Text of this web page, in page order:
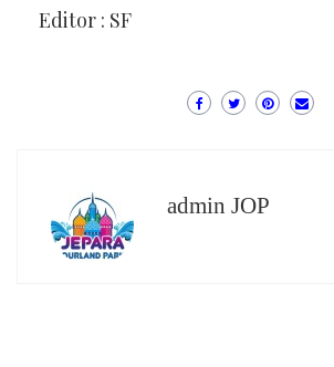
Editor : SF
admin JOP